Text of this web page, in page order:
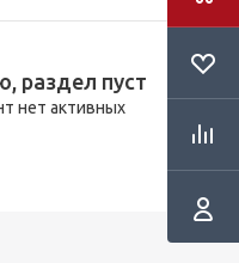
раздел пуст
нет активных